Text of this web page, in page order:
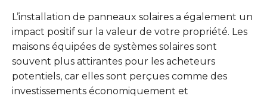
L’installation de panneaux solaires a également un
impact positif sur la valeur de votre propriété. Les
maisons équipées de systèmes solaires sont
souvent plus attirantes pour les acheteurs
potentiels, car elles sont perçues comme des
investissements économiquement et